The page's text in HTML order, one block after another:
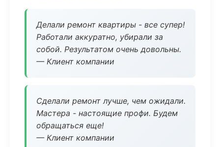
Делали ремонт квартиры - все супер!
Работали аккуратно, убирали за
собой. Результатом очень довольны.
— Клиент компании
Сделали ремонт лучше, чем ожидали.
Мастера - настоящие профи. Будем
обращаться еще!
— Клиент компании